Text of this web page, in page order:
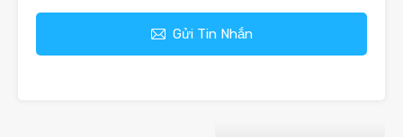
Gửi Tin Nhắn